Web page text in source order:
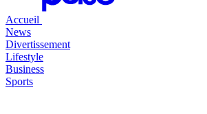
Accueil
News
Divertissement
Lifestyle
Business
Sports